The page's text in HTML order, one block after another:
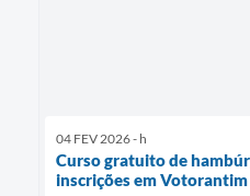
04 FEV 2026 - h
Curso gratuito de
inscrições em Votorantim